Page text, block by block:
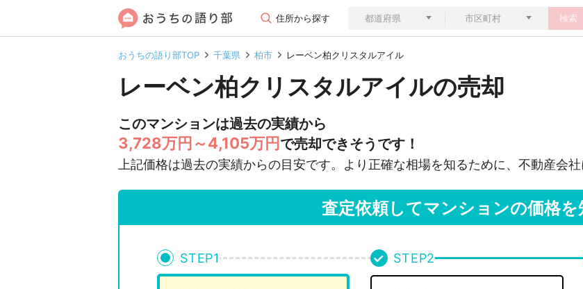
住所から探す 検索
おうちの語り部TOP 千葉県 柏市 レーベン柏クリスタルアイル
レーベン柏クリスタルアイルの売却
このマンションは過去の実績から
3,728万円～4,105万円 で売却できそうです！
上記価格は過去の実績からの目安です。より正確な相場を知るために、不動産会
査定依頼してマンションの価格を
STEP1 STEP2